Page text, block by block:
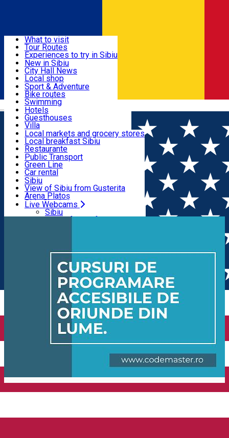
Română
Useful info
Activities & Adventure
Accommodation
Food, Drinks & Nightlife
Transport & Parking
Live Webcams
What to visit
Tour Routes
Experiences to try in Sibiu
Podcast
Culture
Museums
Churches
Parks, Zoo
County of Sibiu
New in Sibiu
City Hall News
Local shop
Sibiu artisans
Sibiul Verde
Public services
Education
How do I get to Sibiu
Tourist Info
Tour Guides
Guided tours
Publicații locale
Beauty salons
Sport & Adventure
Bike routes
Swimming
Riding
Indoor activities
Loc de joacă indoor
Loc de joacă outdoor
Ski
Ice skating
Yoga
Hotels
Guesthouses
Villa
Hostels
Motel
Camping
Renting rooms
Rooms for rent
Accommodation outside Sibiu
Local markets and grocery stores
Local breakfast Sibiu
Restaurante
Pizza
Fast Food
Coffee
Sweets
Pub, Bar
Night clubs
Bakeries
Public Transport
Green Line
Car rental
Rent a bike
Scooter rentals
Taxi
Ride Sharing
Parking tickets
Parking places
Sibiu
View of Sibiu from Gusterita
Arena Platoș
Live Webcams
Sibiu
View of Sibiu from Gusterita
Home Education center CodeMaster